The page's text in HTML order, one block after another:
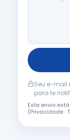
Seu e-mail
para te
Este envio
(Privacidade·